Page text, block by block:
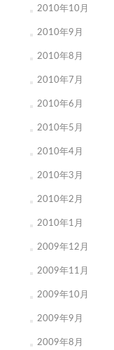
2010年10月
2010年9月
2010年8月
2010年7月
2010年6月
2010年5月
2010年4月
2010年3月
2010年2月
2010年1月
2009年12月
2009年11月
2009年10月
2009年9月
2009年8月